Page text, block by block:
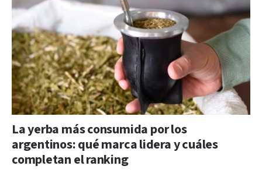
La yerba más consumida por los
argentinos: qué marca lidera y cuáles
completan el ranking